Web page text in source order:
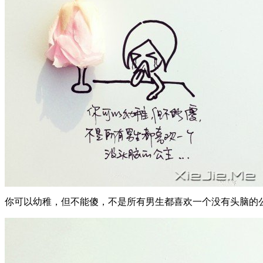
你可以幼稚，但不能傻，不是所有男生都喜欢一个没有头脑的